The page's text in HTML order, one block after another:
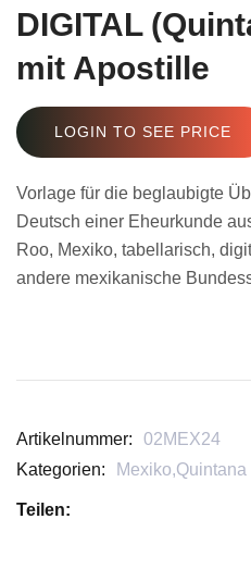
DIGITAL
mit Apostille
LOGIN TO SEE PRICE
Vorlage für die beglaubigte
Deutsch einer Eheurkunde
Roo, Mexiko, tabellarisch,
andere mexikanische
Artikelnummer:
02MEX24
Kategorien:
Mexiko,Quintana
Teilen: